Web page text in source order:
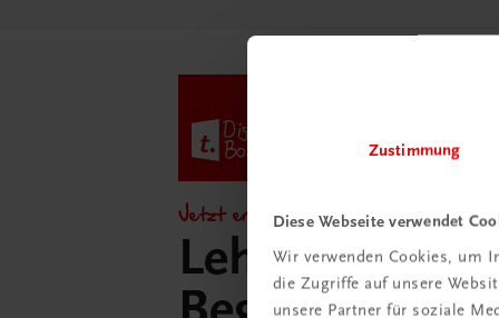
Zustimmung
Diese Webseite verwendet
Wir verwenden Cookies, um
die Zugriffe auf unsere
unsere Partner für soziale
Jetzt entdecken!
Lehrer/innen-